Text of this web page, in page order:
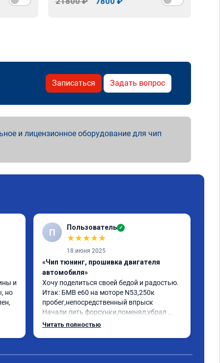
Записаться Задать вопрос
и лицензионное оборудование для чип
и
но
П Пользователь ✓
★★★★★
18 июня 2025
«Чип тюнинг, прошивка двигателя
автомобиля»
Хочу поделиться своей бедой и радостью.
Итак: БМВ е60 на моторе N53,250к
пробег,непосредственный впрыск
Начали лить форсунки,поменял,убрал
катализаторы,обратился к одному
Читать полностью